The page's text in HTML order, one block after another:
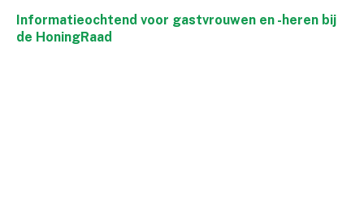
Informatieochtend voor gastvrouwen en -heren bij
de HoningRaad